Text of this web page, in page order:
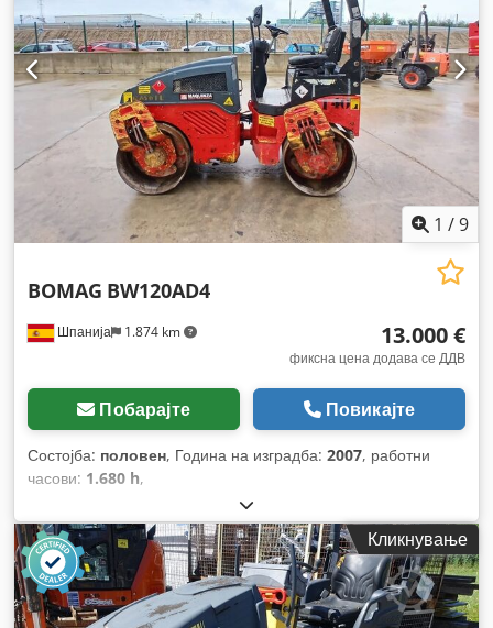
1 /9
Шпанија 1.874 km
BOMAG BW120AD4
13.000 €
фиксна цена додава се ДДВ
Побарајте Повикајте
Состојба: половен, Година на изградба: 2007, работни
часови: 1.680 h,
Кликнување